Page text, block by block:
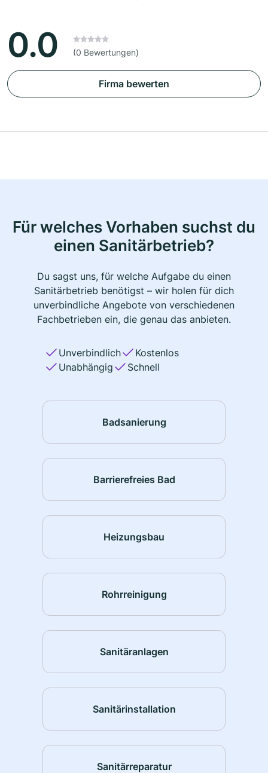
0.0 (0 Bewertungen)
Firma bewerten
Für welches Vorhaben suchst du
einen Sanitärbetrieb?
Du sagst uns, für welche Aufgabe du einen
Sanitärbetrieb benötigst – wir holen für dich
unverbindliche Angebote von verschiedenen
Fachbetrieben ein, die genau das anbieten.
Unverbindlich
Kostenlos
Unabhängig
Schnell
Badsanierung
Barrierefreies Bad
Heizungsbau
Rohrreinigung
Sanitäranlagen
Sanitärinstallation
Sanitärreparatur